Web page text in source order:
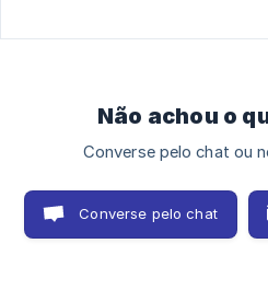
Não achou o
Converse pelo chat ou
Converse pelo chat